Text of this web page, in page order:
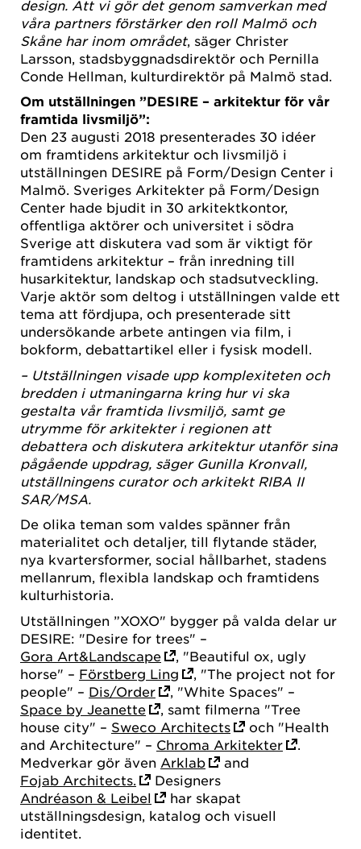
design. Att vi gör det genom samverkan med
våra partners förstärker den roll Malmö och
Skåne har inom området, säger Christer
Larsson, stadsbyggnadsdirektör och Pernilla
Conde Hellman, kulturdirektör på Malmö stad.
Om utställningen ”DESIRE – arkitektur för vår
framtida livsmiljö”:
Den 23 augusti 2018 presenterades 30 idéer
om framtidens arkitektur och livsmiljö i
utställningen DESIRE på Form/Design Center i
Malmö. Sveriges Arkitekter på Form/Design
Center hade bjudit in 30 arkitektkontor,
offentliga aktörer och universitet i södra
Sverige att diskutera vad som är viktigt för
framtidens arkitektur – från inredning till
husarkitektur, landskap och stadsutveckling.
Varje aktör som deltog i utställningen valde ett
tema att fördjupa, och presenterade sitt
undersökande arbete antingen via film, i
bokform, debattartikel eller i fysisk modell.
– Utställningen visade upp komplexiteten och
bredden i utmaningarna kring hur vi ska
gestalta vår framtida livsmiljö, samt ge
utrymme för arkitekter i regionen att
debattera och diskutera arkitektur utanför sina
pågående uppdrag, säger Gunilla Kronvall,
utställningens curator och arkitekt RIBA II
SAR/MSA.
De olika teman som valdes spänner från
materialitet och detaljer, till flytande städer,
nya kvartersformer, social hållbarhet, stadens
mellanrum, flexibla landskap och framtidens
kulturhistoria.
Utställningen ”XOXO" bygger på valda delar ur
DESIRE: "Desire for trees" –
Gora Art&Landscape
, "Beautiful ox, ugly
horse" – Förstberg Ling
, "The project not for
people" – Dis/Order
, "White Spaces" –
Space by Jeanette
, samt filmerna "Tree
house city" – Sweco Architects
och "Health
and Architecture" – Chroma Arkitekter
Medverkar gör även Arklab
and
Fojab Architects.
Designers
Andréason & Leibel
har skapat
utställningsdesign, katalog och visuell
identitet.